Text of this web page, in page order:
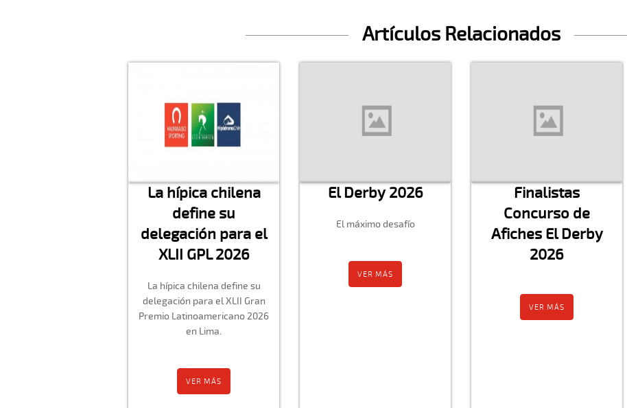
Artículos Relacionados
La hípica chilena
define su
delegación para el
XLII GPL 2026
La hípica chilena define su
delegación para el XLII Gran
Premio Latinoamericano 2026
en Lima.
VER MÁS
El Derby 2026
El máximo desafío
VER MÁS
Finalistas
Concurso de
Afiches El Derby
2026
VER MÁS